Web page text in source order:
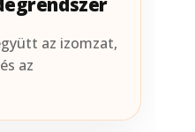
az izomzat,
az